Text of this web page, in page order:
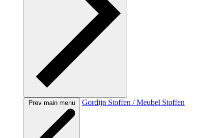
Prev main menu Gordijn Stoffen / Meubel Stoffen